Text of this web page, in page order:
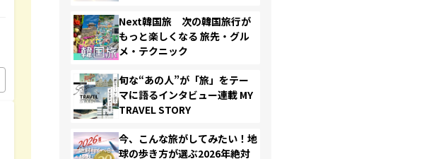
Next韓国旅 次の韓国旅行が
もっと楽しくなる 旅先・グル
メ・テクニック
旬な“あの人”が「旅」をテー
マに語るインタビュー連載 MY
TRAVEL STORY
今、こんな旅がしてみたい！地
球の歩き方が選ぶ2026年絶対